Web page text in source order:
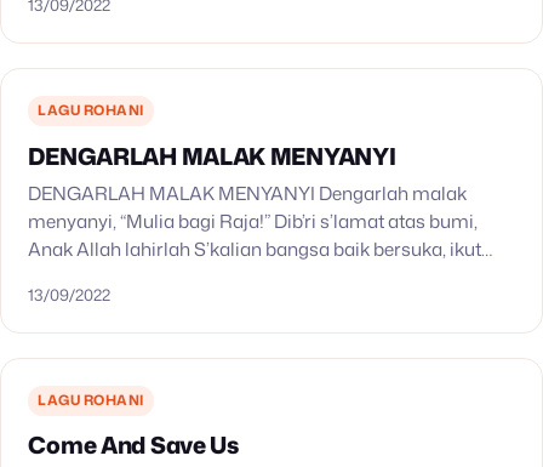
gembala jaga domba…
13/09/2022
LAGU ROHANI
DENGARLAH MALAK MENYANYI
DENGARLAH MALAK MENYANYI Dengarlah malak
menyanyi, “Mulia bagi Raja!” Dib’ri s’lamat atas bumi,
Anak Allah lahirlah S’kalian bangsa baik bersuka, ikut
Betlehem Dengarlah malak…
13/09/2022
LAGU ROHANI
Come And Save Us